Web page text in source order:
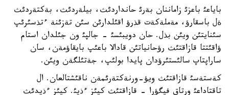
باياعئ باعزئ زاماننان بةرئ حانداردئث، بيلةردئث، بةكتةردئث
ةل باسقارؤ، مةملةكةت قذرؤ اقئلدارئن سئن تةزئنة ءتذسئرئپ
سئنايتئن ويئن بذل. حان دويبئسئ - جالپئ ون جئلدان استام
ؤاقئتتا قازاقتئث رؤحانياتئن قادالا باعئپ بايقاؤمةن، سان
ساراپتاپ سالئستئرؤدان پايدا بولئپ، جةتئلگةن ويئن.
كةستةسئ قازاقتئث ويؤ-ورنةكتةرئمةن ناقئشتالعان. ال
تاقتاداعئ ورتاق فيگؤرا - قازاقتئث كيئز ءذيئ. كيئز ءذيدئث